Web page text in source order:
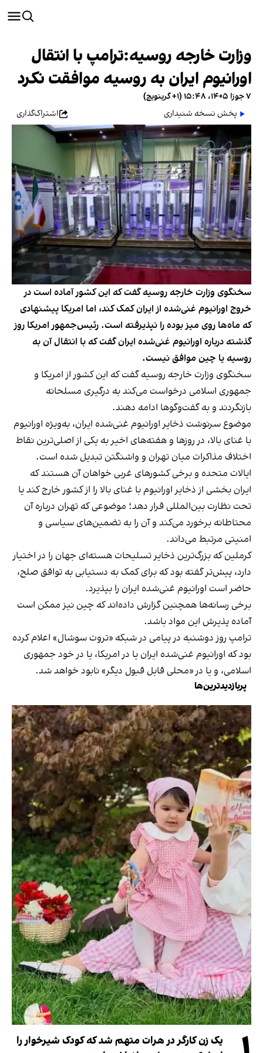
وزارت خارجه روسیه: ترامپ با انتقال
اورانیوم ایران به روسیه موافقت نکرد
۷ جوزا ۱۴۰۵، ۱۵:۴۸ (‎+۱ گرینویچ)
پخش نسخه شنیداری
اشتراک‌گذاری
سخنگوی وزارت خارجه روسیه گفت که این کشور آماده است در
خروج اورانیوم غنی‌شده از ایران کمک کند، اما امریکا پیشنهادی
که ماه‌ها روی میز بوده را نپذیرفته است. رئیس‌جمهور امریکا روز
گذشته درباره اورانیوم غنی‌شده ایران گفت که با انتقال آن به
روسیه یا چین موافق نیست.
سخنگوی وزارت خارجه روسیه گفت که این کشور از امریکا و
جمهوری اسلامی درخواست می‌کند به درگیری مسلحانه
بازنگردند و به گفت‌وگوها ادامه دهند.
موضوع سرنوشت ذخایر اورانیوم غنی‌شده ایران، به‌ویژه اورانیوم
با غنای بالا، در روزها و هفته‌های اخیر به یکی از اصلی‌ترین نقاط
اختلاف مذاکرات میان تهران و واشنگتن تبدیل شده است.
ایالات متحده و برخی کشورهای غربی خواهان آن هستند که
ایران بخشی از ذخایر اورانیوم با غنای بالا را از کشور خارج کند یا
تحت نظارت بین‌المللی قرار دهد؛ موضوعی که تهران درباره آن
محتاطانه برخورد می‌کند و آن را به تضمین‌های سیاسی و
امنیتی مرتبط می‌داند.
کرملین که بزرگ‌ترین ذخایر تسلیحات هسته‌ای جهان را در اختیار
دارد، پیش‌تر گفته بود که برای کمک به دستیابی به توافق صلح،
حاضر است اورانیوم غنی‌شده ایران را بپذیرد.
برخی رسانه‌ها همچنین گزارش داده‌اند که چین نیز ممکن است
آماده پذیرش این مواد باشد.
ترامپ روز دوشنبه در پیامی در شبکه «تروت سوشال» اعلام کرده
بود که اورانیوم غنی‌شده ایران یا در امریکا، یا در خود جمهوری
اسلامی، و یا در «محلی قابل قبول دیگر» نابود خواهد شد.
پربازدیدترین‌ها
یک زن کارگر در هرات متهم شد که کودک شیرخوار را